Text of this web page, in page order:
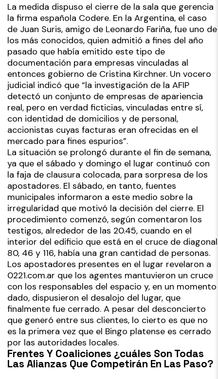
La medida dispuso el cierre de la sala que gerencia
la firma española Codere. En la Argentina, el caso
de Juan Suris, amigo de Leonardo Fariña, fue uno de
los más conocidos, quien admitió a fines del año
pasado que había emitido este tipo de
documentación para empresas vinculadas al
entonces gobierno de Cristina Kirchner. Un vocero
judicial indicó que “la investigación de la AFIP
detectó un conjunto de empresas de apariencia
real, pero en verdad ficticias, vinculadas entre sí,
con identidad de domicilios y de personal,
accionistas cuyas facturas eran ofrecidas en el
mercado para fines espurios”.
La situación se prolongó durante el fin de semana,
ya que el sábado y domingo el lugar continuó con
la faja de clausura colocada, para sorpresa de los
apostadores. El sábado, en tanto, fuentes
municipales informaron a este medio sobre la
irregularidad que motivó la decisión del cierre. El
procedimiento comenzó, según comentaron los
testigos, alrededor de las 20.45, cuando en el
interior del edificio que está en el cruce de diagonal
80, 46 y 116, había una gran cantidad de personas.
Los apostadores presentes en el lugar revelaron a
0221.com.ar que los agentes mantuvieron un cruce
con los responsables del espacio y, en un momento
dado, dispusieron el desalojo del lugar, que
finalmente fue cerrado. A pesar del desconcierto
que generó entre sus clientes, lo cierto es que no
es la primera vez que el Bingo platense es cerrado
por las autoridades locales.
Frentes Y Coaliciones ¿cuáles Son Todas
Las Alianzas Que Competirán En Las Paso?